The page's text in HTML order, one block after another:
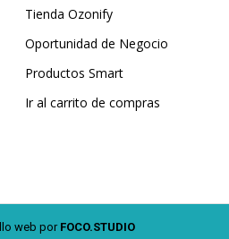
Tienda Ozonify
Oportunidad de Negocio
Productos Smart
Ir al carrito de compras
web por FOCO.STUDIO